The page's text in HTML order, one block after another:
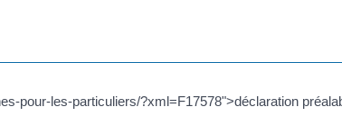
pour-les-particuliers/?xml=F17578">déclaration